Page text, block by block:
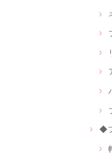
◆